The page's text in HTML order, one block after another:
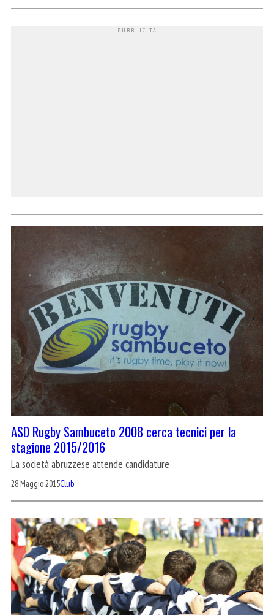
ASD Rugby Sambuceto 2008 cerca tecnici per la
stagione 2015/2016
La società abruzzese attende candidature
28 Maggio 2015Club